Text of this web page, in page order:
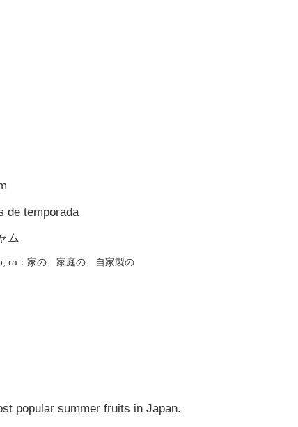
de temporada
ム
ra：家の、家庭の、自家製の
popular summer fruits in Japan.